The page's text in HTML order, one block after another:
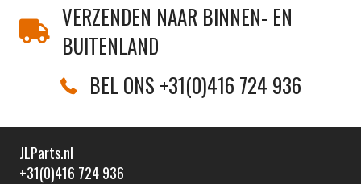
VERZENDEN NAAR BINNEN- EN
BUITENLAND
BEL ONS +31(0)416 724 936
JLParts.nl
+31(0)416 724 936